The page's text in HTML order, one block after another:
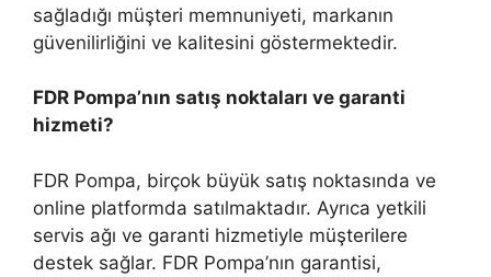
sağladığı müşteri memnuniyeti, markanın
güvenilirliğini ve kalitesini göstermektedir.
FDR Pompa’nın satış noktaları ve garanti
hizmeti?
FDR Pompa, birçok büyük satış noktasında ve
online platformda satılmaktadır. Ayrıca yetkili
servis ağı ve garanti hizmetiyle müşterilere
destek sağlar. FDR Pompa’nın garantisi,